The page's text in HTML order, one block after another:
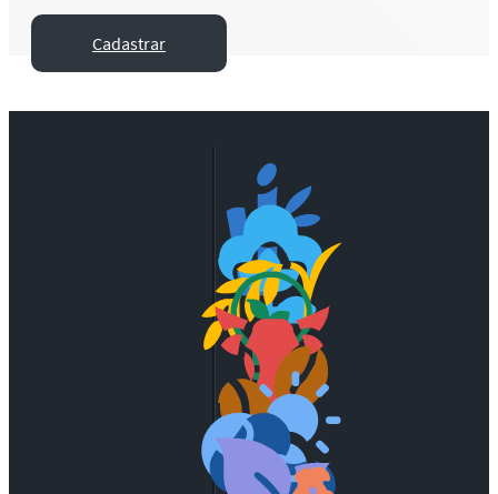
Cadastrar